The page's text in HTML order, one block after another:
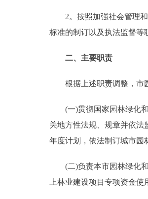
ESPAÑOL
2。按照加强社会管理和
标准的制订以及执法监督等
二、主要职责
根据上述职责调整，市
(一)贯彻国家园林绿化和
关地方性法规、规章并依
年度计划，依法制订城市园
(二)负责本市园林绿化和
上林业建设项目专项资金使